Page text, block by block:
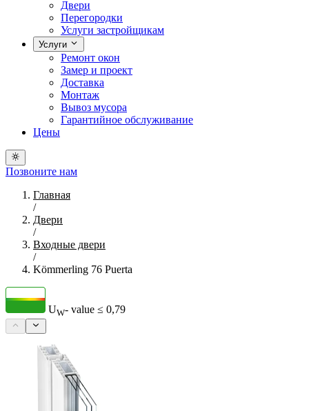
Двери
Перегородки
Услуги застройщикам
Услуги
Ремонт окон
Замер и проект
Доставка
Монтаж
Вывоз мусора
Гарантийное обслуживание
Цены
Позвоните нам
Главная
/
Двери
/
Входные двери
/
Kömmerling 76 Puerta
UW- value ≤ 0,79